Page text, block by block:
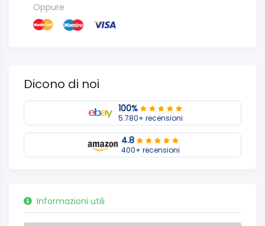
Oppure
Dicono di noi
100%
5.780+ recensioni
4.8
400+ recensioni
Informazioni utili